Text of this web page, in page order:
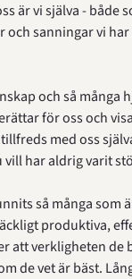
är vi själva - både
sanningar vi
och så många
för oss och
med oss
vill har aldrig varit
så många som
produktiva,
att verkligheten
de vet är bäst.